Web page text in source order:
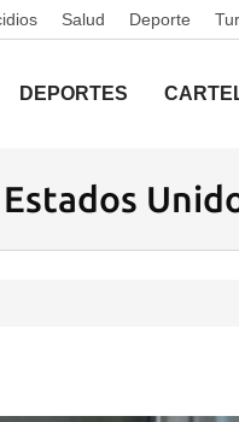
Salud Deporte
DEPORTES